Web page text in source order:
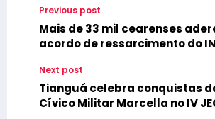
Previous post
Mais de 33 mil cearenses
acordo de ressarcimento do
Next post
Tianguá celebra conquistas
Cívico Militar Marcella no IV